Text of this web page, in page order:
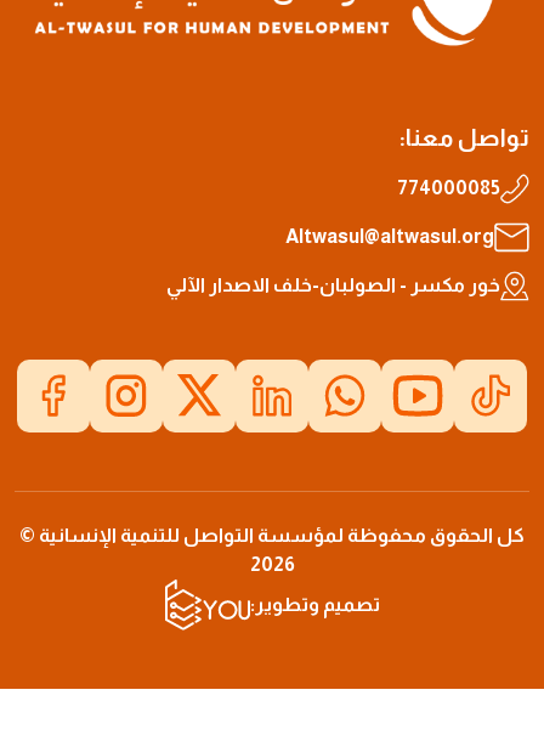
معنا:
774000085
Altwasul@altwasul.org
خور مكسر - الصولبان-خلف الاصدار الآلي
الحقوق محفوظة لمؤسسة التواصل للتنمية الإنسانية ©
2026
تصميم وتطوير: